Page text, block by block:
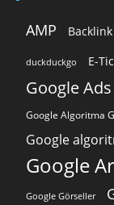
AMP Backlink
duckduckgo E-
Google Ads
Google Algoritma
Google
Google
Google Görseller